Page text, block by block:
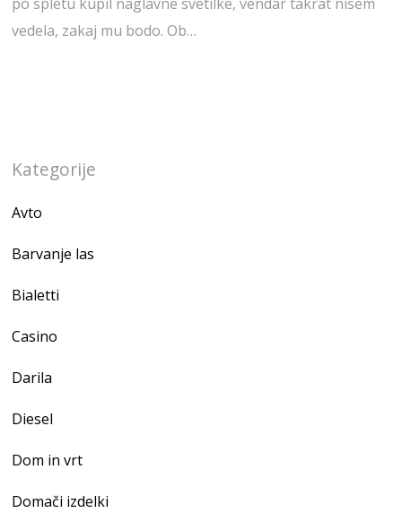
vedela, zakaj mu bodo. Ob…
Kategorije
Avto
Barvanje las
Bialetti
Casino
Darila
Diesel
Dom in vrt
Domači izdelki